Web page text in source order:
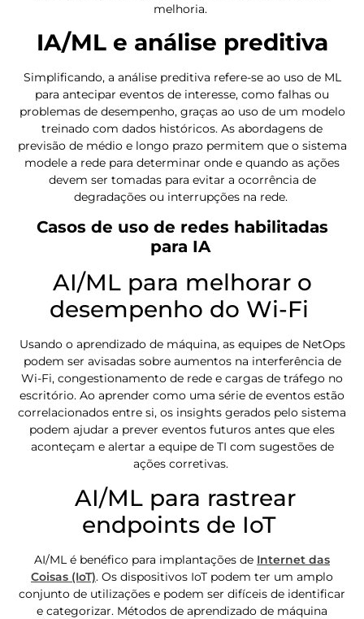
melhoria.
IA/ML e análise preditiva
Simplificando, a análise preditiva refere-se ao uso de ML
para antecipar eventos de interesse, como falhas ou
problemas de desempenho, graças ao uso de um modelo
treinado com dados históricos. As abordagens de
previsão de médio e longo prazo permitem que o sistema
modele a rede para determinar onde e quando as ações
devem ser tomadas para evitar a ocorrência de
degradações ou interrupções na rede.
Casos de uso de redes habilitadas
para IA
AI/ML para melhorar o
desempenho do Wi-Fi
Usando o aprendizado de máquina, as equipes de NetOps
podem ser avisadas sobre aumentos na interferência de
Wi-Fi, congestionamento de rede e cargas de tráfego no
escritório. Ao aprender como uma série de eventos estão
correlacionados entre si, os insights gerados pelo sistema
podem ajudar a prever eventos futuros antes que eles
aconteçam e alertar a equipe de TI com sugestões de
ações corretivas.
AI/ML para rastrear
endpoints de IoT
AI/ML é benéfico para implantações de Internet das
Coisas (IoT). Os dispositivos IoT podem ter um amplo
conjunto de utilizações e podem ser difíceis de identificar
e categorizar. Métodos de aprendizado de máquina